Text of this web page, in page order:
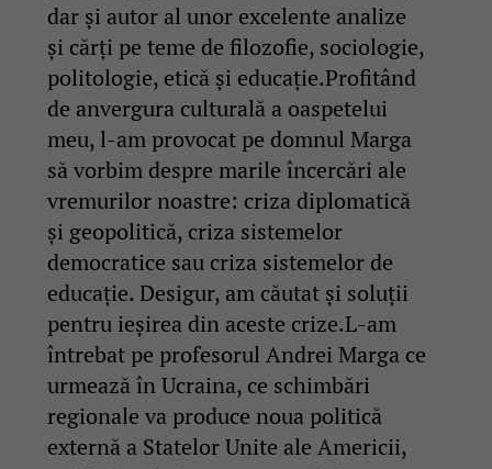
dar și autor al unor excelente analize
și cărți pe teme de filozofie, sociologie,
politologie, etică și educație.Profitând
de anvergura culturală a oaspetelui
meu, l-am provocat pe domnul Marga
să vorbim despre marile încercări ale
vremurilor noastre: criza diplomatică
și geopolitică, criza sistemelor
democratice sau criza sistemelor de
educație. Desigur, am căutat și soluții
pentru ieșirea din aceste crize.L-am
întrebat pe profesorul Andrei Marga ce
urmează în Ucraina, ce schimbări
regionale va produce noua politică
externă a Statelor Unite ale Americii,